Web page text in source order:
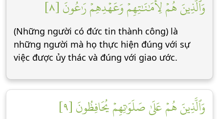
وَٱلَّذِينَ هُمۡ لِأَمَٰنَٰتِهِمۡ وَعَهۡدِهِمۡ رَٰعُونَ [٨]
(Những người có đức tin thành công) là
những người mà họ thực hiện đúng với sự
việc được ủy thác và đúng với giao ước.
وَٱلَّذِينَ هُمۡ عَلَىٰ صَلَوَٰتِهِمۡ يُحَافِظُونَ [٩]